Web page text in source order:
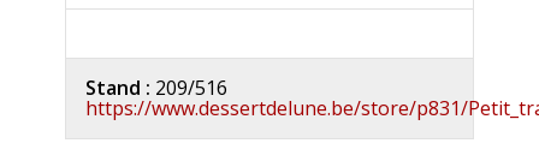
Stand : 209/516
https://www.dessertdelune.be/store/p831/